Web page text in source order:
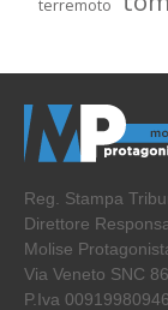
terremoto
Reg. Stampa
Direttore
Molise
Via Veneto SNC
P.Iva 00919980946